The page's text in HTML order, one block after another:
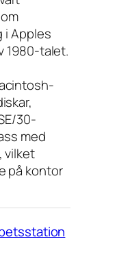
i Apples
1980-talet.
30-
med
vilket
på kontor